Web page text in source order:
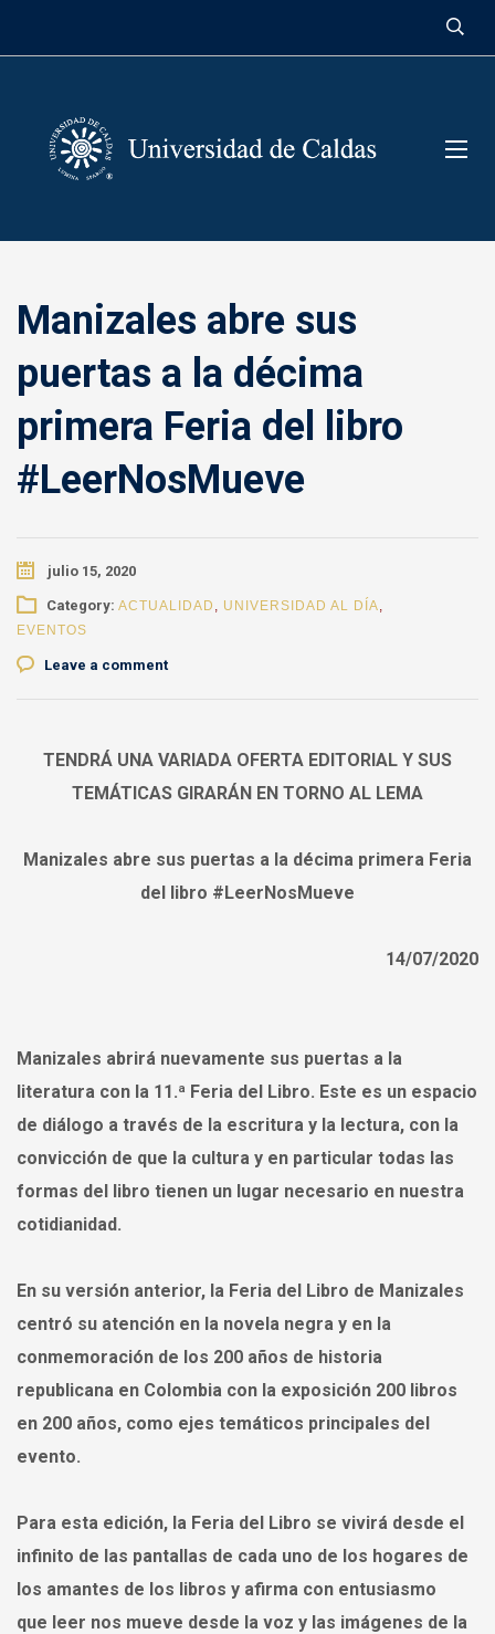
Manizales abre sus
puertas a la décima
primera Feria del libro
#LeerNosMueve
julio 15, 2020
Category: ACTUALIDAD , UNIVERSIDAD AL DÍA,
EVENTOS
Leave a comment
TENDRÁ UNA VARIADA OFERTA EDITORIAL Y SUS
TEMÁTICAS GIRARÁN EN TORNO AL LEMA
Manizales abre sus puertas a la décima primera Feria
del libro #LeerNosMueve
14/07/2020
Manizales abrirá nuevamente sus puertas a la
literatura con la 11.ª Feria del Libro. Este es un espacio
de diálogo a través de la escritura y la lectura, con la
convicción de que la cultura y en particular todas las
formas del libro tienen un lugar necesario en nuestra
cotidianidad.
En su versión anterior, la Feria del Libro de Manizales
centró su atención en la novela negra y en la
conmemoración de los 200 años de historia
republicana en Colombia con la exposición 200 libros
en 200 años, como ejes temáticos principales del
evento.
Para esta edición, la Feria del Libro se vivirá desde el
infinito de las pantallas de cada uno de los hogares de
los amantes de los libros y afirma con entusiasmo
que leer nos mueve desde la voz y las imágenes de la